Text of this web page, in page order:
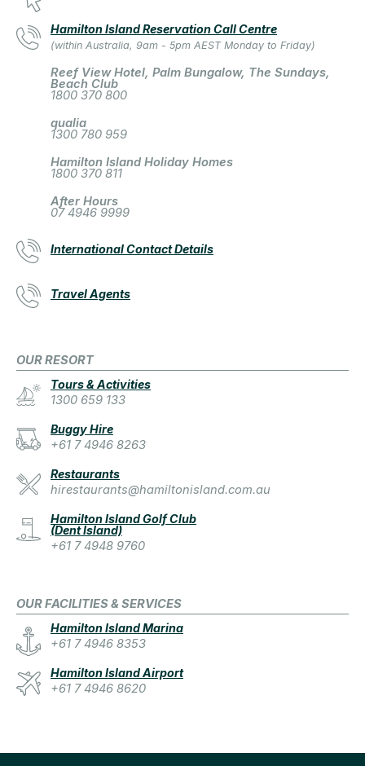
Hamilton Island Reservation Call Centre
(within Australia, 9am - 5pm AEST Monday to Friday)
Reef View Hotel, Palm Bungalow, The Sundays,
Beach Club
1800 370 800
qualia
1300 780 959
Hamilton Island Holiday Homes
1800 370 811
After Hours
07 4946 9999
International Contact Details
Travel Agents
OUR RESORT
Tours & Activities
1300 659 133
Buggy Hire
+61 7 4946 8263
Restaurants
hirestaurants@hamiltonisland.com.au
Hamilton Island Golf Club
(Dent Island)
+61 7 4948 9760
OUR FACILITIES & SERVICES
Hamilton Island Marina
+61 7 4946 8353
Hamilton Island Airport
+61 7 4946 8620